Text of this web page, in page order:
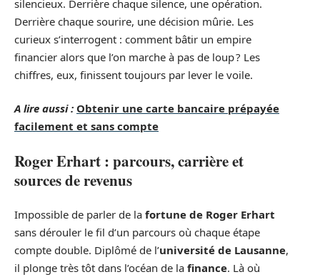
silencieux. Derrière chaque silence, une opération.
Derrière chaque sourire, une décision mûrie. Les
curieux s’interrogent : comment bâtir un empire
financier alors que l’on marche à pas de loup ? Les
chiffres, eux, finissent toujours par lever le voile.
A lire aussi : Obtenir une carte bancaire prépayée
facilement et sans compte
Roger Erhart : parcours, carrière et
sources de revenus
Impossible de parler de la fortune de Roger Erhart
sans dérouler le fil d’un parcours où chaque étape
compte double. Diplômé de l’université de Lausanne,
il plonge très tôt dans l’océan de la finance. Là où